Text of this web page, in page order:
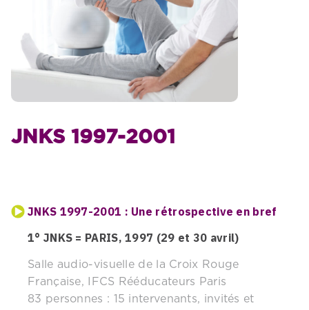
JNKS 1997-2001
JNKS 1997-2001 : Une rétrospective en bref
1° JNKS = PARIS, 1997 (29 et 30 avril)
Salle audio-visuelle de la Croix Rouge
Française, IFCS Rééducateurs Paris
83 personnes : 15 intervenants, invités et